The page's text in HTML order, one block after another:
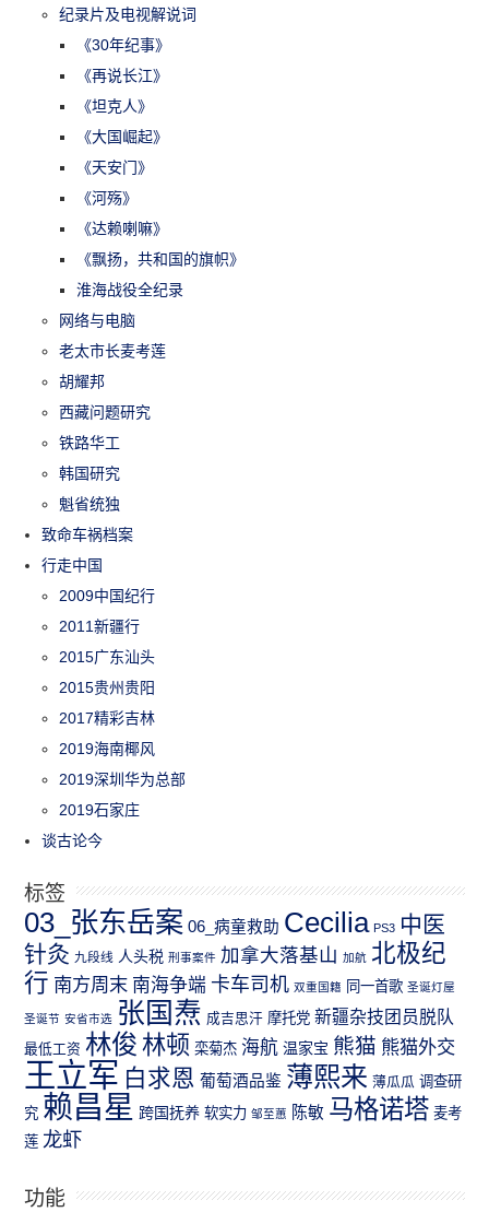
纪录片及电视解说词
《30年纪事》
《再说长江》
《坦克人》
《大国崛起》
《天安门》
《河殇》
《达赖喇嘛》
《飘扬，共和国的旗帜》
淮海战役全纪录
网络与电脑
老太市长麦考莲
胡耀邦
西藏问题研究
铁路华工
韩国研究
魁省统独
致命车祸档案
行走中国
2009中国纪行
2011新疆行
2015广东汕头
2015贵州贵阳
2017精彩吉林
2019海南椰风
2019深圳华为总部
2019石家庄
谈古论今
标签
03_张东岳案 06_病童救助 Cecilia PS3 中医
针灸 九段线 人头税 刑事案件 加拿大落基山 加航 北极纪
行 南方周末 南海争端 卡车司机 双重国籍 同一首歌 圣诞灯屋
圣诞节 安省市选 张国焘 成吉思汗 摩托党 新疆杂技团员脱队
最低工资 林俊 林顿 栾菊杰 海航 温家宝 熊猫 熊猫外交
王立军 白求恩 葡萄酒品鉴 薄熙来 薄瓜瓜 调查研
究 赖昌星 跨国抚养 软实力 邹至蕙 陈敏 马格诺塔 麦考
莲 龙虾
功能